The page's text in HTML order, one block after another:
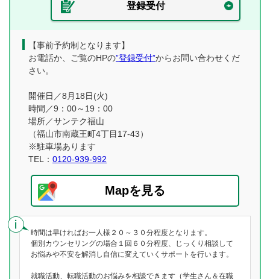
登録受付
【事前予約制となります】
お電話か、ご覧のHPの”登録受付”からお問い合わせくだ
さい。
開催日／8月18日(火)
時間／9：00～19：00
場所／サンテク福山
（福山市南蔵王町4丁目17-43）
※駐車場あります
TEL： 0120-939-992
Mapを見る
時間は早ければお一人様２０～３０分程度となります。
個別カウンセリングの場合１回６０分程度、じっくり相談して
お悩みや不安を解消し自信に変えていくサポートを行います。
就職活動、転職活動のお悩みを相談できます（学生さん＆在職